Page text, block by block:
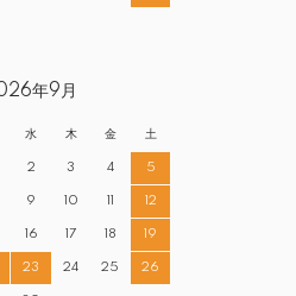
年9月
水 木 金 土
2 3 4 5
9 10 12
16 17 18 19
23 24 25 26